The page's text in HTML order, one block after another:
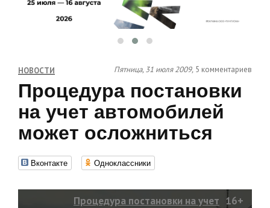
НОВОСТИ Пятница, 31 июля 2009, 5 комментариев
Процедура постановки
на учет автомобилей
может осложниться
Вконтакте Одноклассники
Процедура постановки на учет 16+